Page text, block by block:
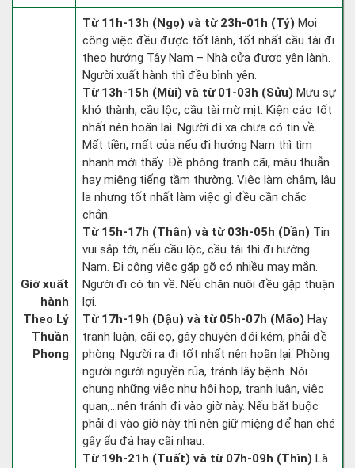
Giờ xuất
hành
Theo Lý
Thuần
Phong
Từ 11h-13h (Ngọ) và từ 23h-01h (Tý) Mọi
công việc đều được tốt lành, tốt nhất cầu tài đi
theo hướng Tây Nam – Nhà cửa được yên lành.
Người xuất hành thì đều bình yên.
Từ 13h-15h (Mùi) và từ 01-03h (Sửu) Mưu sự
khó thành, cầu lộc, cầu tài mờ mịt. Kiện cáo tốt
nhất nên hoãn lại. Người đi xa chưa có tin về.
Mất tiền, mất của nếu đi hướng Nam thì tìm
nhanh mới thấy. Đề phòng tranh cãi, mâu thuẫn
hay miệng tiếng tầm thường. Việc làm chậm, lâu
la nhưng tốt nhất làm việc gì đều cần chắc
chắn.
Từ 15h-17h (Thân) và từ 03h-05h (Dần) Tin
vui sắp tới, nếu cầu lộc, cầu tài thì đi hướng
Nam. Đi công việc gặp gỡ có nhiều may mắn.
Người đi có tin về. Nếu chăn nuôi đều gặp thuận
lợi.
Từ 17h-19h (Dậu) và từ 05h-07h (Mão) Hay
tranh luận, cãi cọ, gây chuyện đói kém, phải đề
phòng. Người ra đi tốt nhất nên hoãn lại. Phòng
người người nguyền rủa, tránh lây bệnh. Nói
chung những việc như hội họp, tranh luận, việc
quan,…nên tránh đi vào giờ này. Nếu bắt buộc
phải đi vào giờ này thì nên giữ miệng để hạn ché
gây ẩu đả hay cãi nhau.
Từ 19h-21h (Tuất) và từ 07h-09h (Thìn) Là